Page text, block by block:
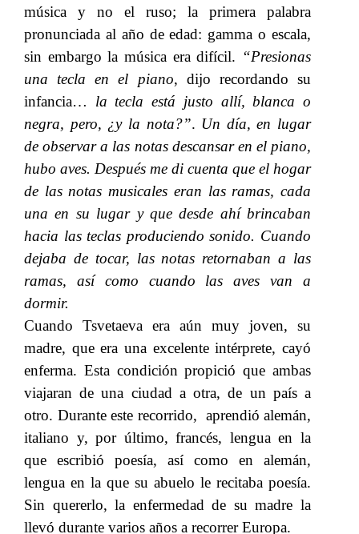
música y no el ruso; la primera palabra
pronunciada al año de edad: gamma o escala,
sin embargo la música era difícil.​​ “Presionas
una tecla en el piano, dijo recordando su
infancia…​​ la tecla está justo allí, blanca o
negra, pero, ¿y la nota?”.​​ Un día, en lugar
de observar a las notas descansar en el piano,
hubo aves. Después me di cuenta que el hogar
de las notas musicales eran las ramas, cada
una en su lugar y que desde ahí brincaban
hacia las teclas produciendo sonido. Cuando
dejaba de tocar, las notas retornaban a las
ramas, así como cuando las aves van a
dormir.
Cuando Tsvetaeva era aún muy joven, su
madre, que era una excelente intérprete, cayó
enferma. Esta condición propició que ambas
viajaran de una ciudad a otra, de un país a
otro. Durante este recorrido, aprendió alemán,
italiano y, por último, francés, lengua en la
que escribió poesía, así como en alemán,
lengua en la que su abuelo le recitaba poesía.
Sin quererlo, la enfermedad de su madre la
llevó durante varios años a recorrer Europa.